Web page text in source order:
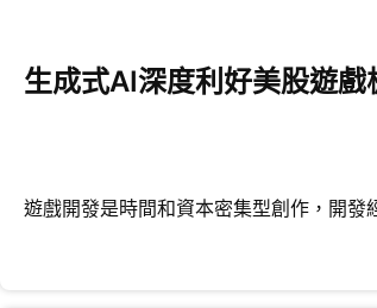
生成式AI深度利好美股遊戲
遊戲開發是時間和資本密集型創作，開發